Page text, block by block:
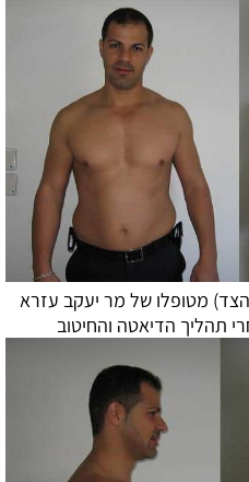
מטופלו של מר יעקב עזרא
תהליך הדיאטה והחיטוב